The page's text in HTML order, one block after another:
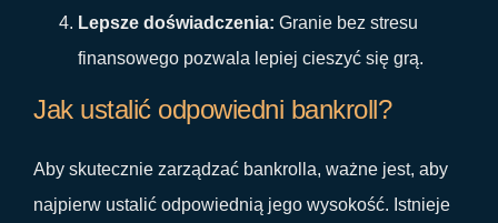
Lepsze doświadczenia: Granie bez stresu
finansowego pozwala lepiej cieszyć się grą.
Jak ustalić odpowiedni bankroll?
Aby skutecznie zarządzać bankrolla, ważne jest, aby
najpierw ustalić odpowiednią jego wysokość. Istnieje